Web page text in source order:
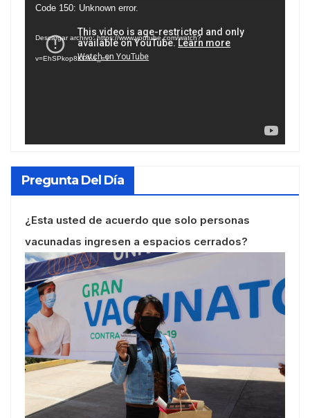
Reproductor
vídeo
Code 150: Unknown error.
Descargar archivo: https://www.youtube.com/watch?
v=EhSPkop8KPY&_=1
Pregunta Del Día
¿Esta usted de acuerdo que solo personas
vacunadas ingresen a espacios cerrados?